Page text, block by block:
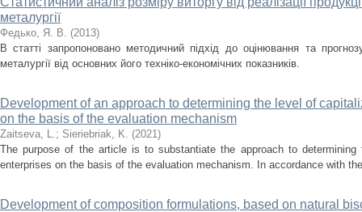
металургії
Федько, Я. В. (2013)
В статті запропоновано методичний підхід до оцінювання та
металургії від основних його техніко-економічних показників.
Development of an approach to determining the level of
on the basis of the evaluation mechanism
Zaіtseva, L.; Sieriebriak, K. (2021)
The purpose of the article is to substantiate the approach to
enterprises on the basis of the evaluation mechanism. In accordance with
Development of composition formulations, based on natural